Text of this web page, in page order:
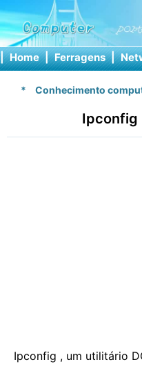
| Home | Ferragens |
* Conhecimento
Ipconfig
Ipconfig , um utilitário